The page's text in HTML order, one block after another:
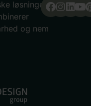
løsninger
og nem